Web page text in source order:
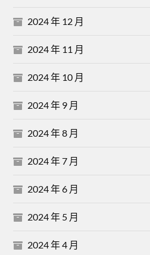
2024 年 12 月
2024 年 11 月
2024 年 10 月
2024 年 9 月
2024 年 8 月
2024 年 7 月
2024 年 6 月
2024 年 5 月
2024 年 4 月